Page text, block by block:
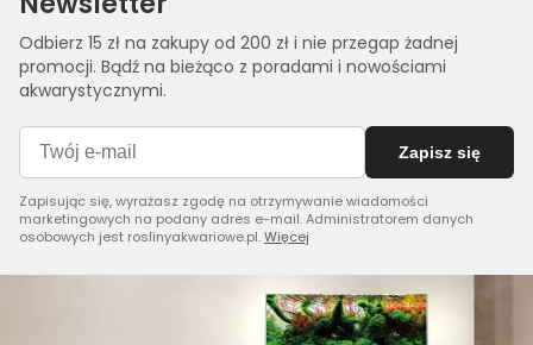
Odbierz 15 zł na zakupy od 200 zł i nie przegap żadnej
promocji. Bądź na bieżąco z poradami i nowościami
akwarystycznymi.
Zapisz się
Zapisując się, wyrażasz zgodę na otrzymywanie wiadomości
marketingowych na podany adres e-mail. Administratorem danych
osobowych jest roslinyakwariowe.pl.Więcej